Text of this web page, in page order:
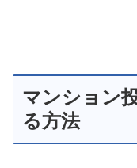
マンション
る方法